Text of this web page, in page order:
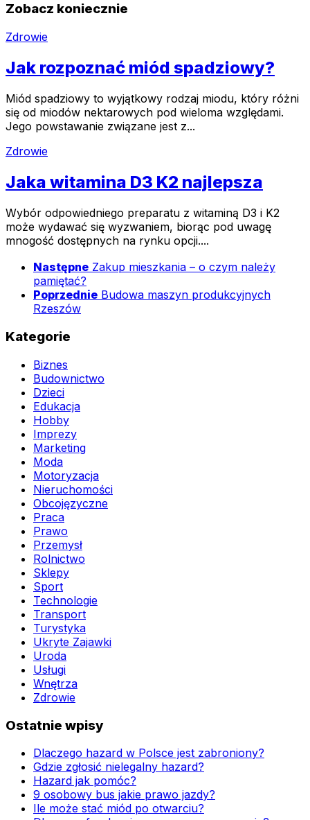
Zobacz koniecznie
Zdrowie
Jak rozpoznać miód spadziowy?
Miód spadziowy to wyjątkowy rodzaj miodu, który różni
się od miodów nektarowych pod wieloma względami.
Jego powstawanie związane jest z...
Zdrowie
Jaka witamina D3 K2 najlepsza
Wybór odpowiedniego preparatu z witaminą D3 i K2
może wydawać się wyzwaniem, biorąc pod uwagę
mnogość dostępnych na rynku opcji....
Następne Zakup mieszkania – o czym należy
pamiętać?
Poprzednie Budowa maszyn produkcyjnych
Rzeszów
Kategorie
Biznes
Budownictwo
Dzieci
Edukacja
Hobby
Imprezy
Marketing
Moda
Motoryzacja
Nieruchomości
Obcojęzyczne
Praca
Prawo
Przemysł
Rolnictwo
Sklepy
Sport
Technologie
Transport
Turystyka
Ukryte Zajawki
Uroda
Usługi
Wnętrza
Zdrowie
Ostatnie wpisy
Dlaczego hazard w Polsce jest zabroniony?
Gdzie zgłosić nielegalny hazard?
Hazard jak pomóc?
9 osobowy bus jakie prawo jazdy?
Ile może stać miód po otwarciu?